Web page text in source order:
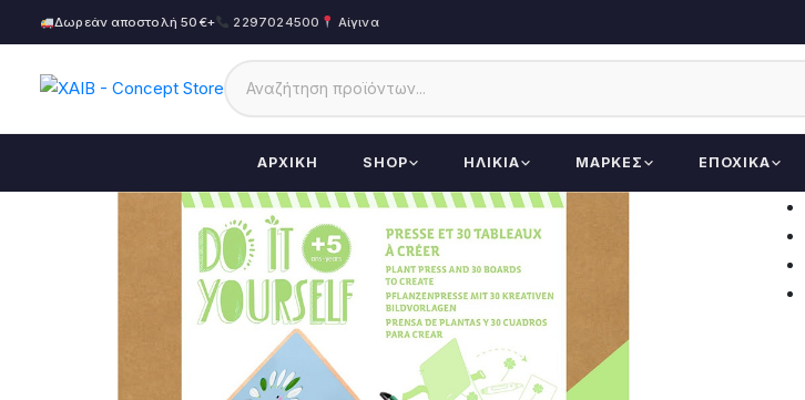
Δωρεάν αποστολή 50€+ 2297024500 Αίγινα
ΑΡΧΙΚΉ SHOP ΗΛΙΚΊΑ ΜΆΡΚΕΣ ΕΠΟΧΙΚΆ